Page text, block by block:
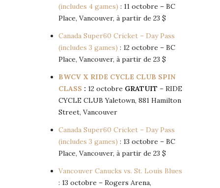
(includes 4 games) : 11 octobre – BC
Place, Vancouver, à partir de 23 $
Canada Super60 Cricket – Day Pass
(includes 3 games) : 12 octobre – BC
Place, Vancouver, à partir de 23 $
BWCV X RIDE CYCLE CLUB SPIN
CLASS : 12 octobre GRATUIT – RIDE
CYCLE CLUB Yaletown, 881 Hamilton
Street, Vancouver
Canada Super60 Cricket – Day Pass
(includes 3 games) : 13 octobre – BC
Place, Vancouver, à partir de 23 $
Vancouver Canucks vs. St. Louis Blues
: 13 octobre – Rogers Arena,